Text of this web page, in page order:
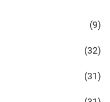
(9)
(32)
(31)